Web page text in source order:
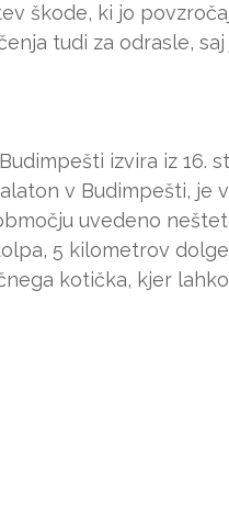
škode, ki jo
tudi za odrasle,
izvira iz 16.
v Budimpešti,
uvedeno
5 kilometrov
kotička, kjer